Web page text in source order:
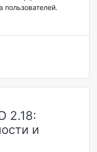
пользователей.
2.18:
и